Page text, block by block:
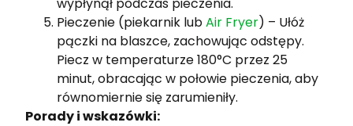
Pieczenie (piekarnik lubAir Fryer) – Ułóż
pączki na blaszce, zachowując odstępy.
Piecz w temperaturze 180°C przez 25
minut, obracając w połowie pieczenia, aby
równomiernie się zarumieniły.
Porady i wskazówki: